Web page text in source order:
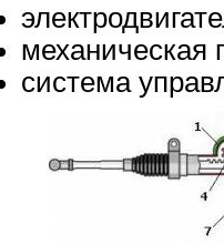
электро
механическая
система